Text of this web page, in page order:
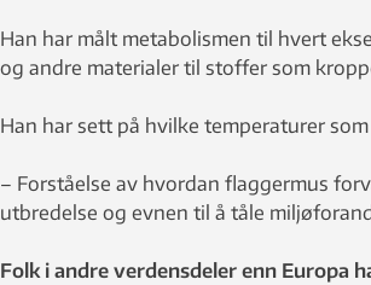
Han har målt metabolismen til hvert
og andre materialer til stoffer som
Han har sett på hvilke temperaturer
– Forståelse av hvordan flaggermus
utbredelse og evnen til å tåle
Folk i andre verdensdeler enn Europa